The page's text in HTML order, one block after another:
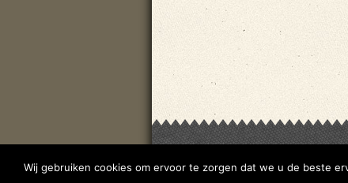
Wij gebruiken cookies om ervoor te zorgen dat we u de beste